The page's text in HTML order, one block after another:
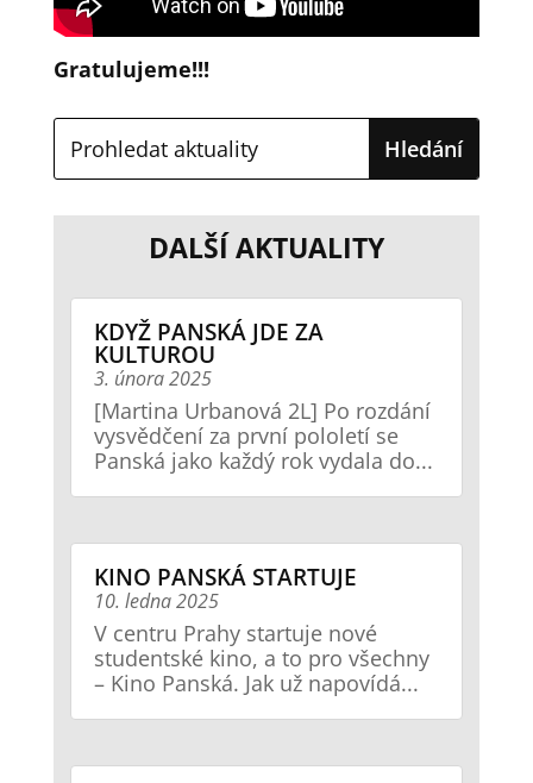
Gratulujeme!!!
DALŠÍ AKTUALITY
KDYŽ PANSKÁ JDE ZA
KULTUROU
3. února 2025
[Martina Urbanová 2L] Po rozdání
vysvědčení za první pololetí se
Panská jako každý rok vydala do...
KINO PANSKÁ STARTUJE
10. ledna 2025
V centru Prahy startuje nové
studentské kino, a to pro všechny
– Kino Panská. Jak už napovídá...